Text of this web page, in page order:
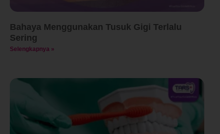
Bahaya Menggunakan Tusuk Gigi Terlalu
Sering
Selengkapnya »